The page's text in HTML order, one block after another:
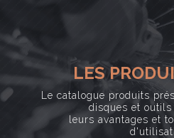
LES
Le catalogue produits
disques et outils
leurs avantages et